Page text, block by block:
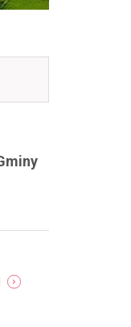
piętnastolecie